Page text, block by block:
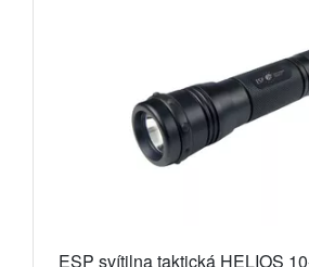
ESP svítilna taktická HELIOS